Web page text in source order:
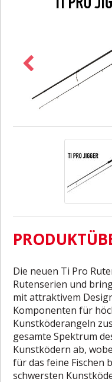
Die neuen Ti Pro
Rutenserien und
mit attraktivem
Komponenten für
Kunstköderangeln
gesamte Spektrum
Kunstködern ab,
für das feine Fischen
schwersten